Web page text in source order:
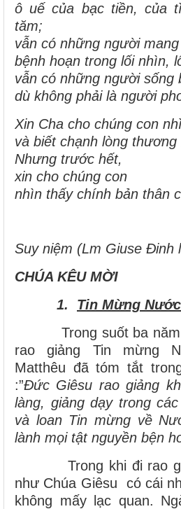
ô uế của bạc tiền, của
tăm;
vẫn có những người
bệnh hoạn trong lối nhìn,
vẫn có những người sống
dù không phải là người
Xin Cha cho chúng con
và biết chạnh lòng thương
Nhưng trước hết,
xin cho chúng con
nhìn thấy chính bản thân
Suy niệm (Lm Giuse Đinh
CHÚA KÊU MỜI
1.
Tin Mừng
Trong suốt ba năm,
rao giảng Tin mừng
Matthêu đã tóm tắt
:”Đức Giêsu rao giảng
làng, giảng dạy trong
và loan Tin mừng về
lành mọi tật nguyền bện
Trong khi đi rao
như Chúa Giêsu có cái
không mấy lạc quan.